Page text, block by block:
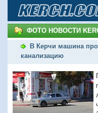
ФОТО НОВОСТИ
В Керчи машина
канализацию